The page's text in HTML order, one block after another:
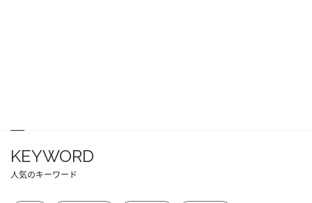
KEYWORD
人気のキーワード